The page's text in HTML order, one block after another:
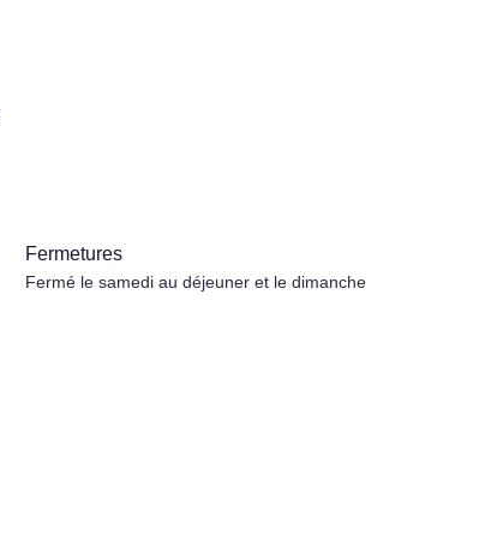
Fermetures
Fermé le samedi au déjeuner et le dimanche